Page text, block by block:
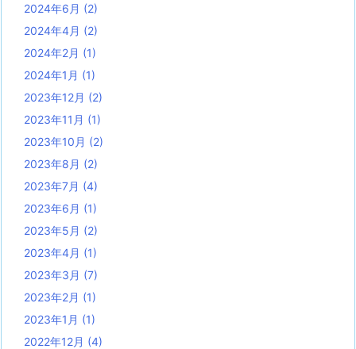
2024年6月 (2)
2024年4月 (2)
2024年2月 (1)
2024年1月 (1)
2023年12月 (2)
2023年11月 (1)
2023年10月 (2)
2023年8月 (2)
2023年7月 (4)
2023年6月 (1)
2023年5月 (2)
2023年4月 (1)
2023年3月 (7)
2023年2月 (1)
2023年1月 (1)
2022年12月 (4)